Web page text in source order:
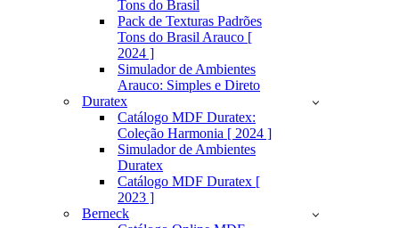
Tons do Brasil
Pack de Texturas Padrões
Tons do Brasil Arauco [
2024 ]
Simulador de Ambientes
Arauco: Simples e Direto
Duratex
Catálogo MDF Duratex:
Coleção Harmonia [ 2024 ]
Simulador de Ambientes
Duratex
Catálogo MDF Duratex [
2023 ]
Berneck